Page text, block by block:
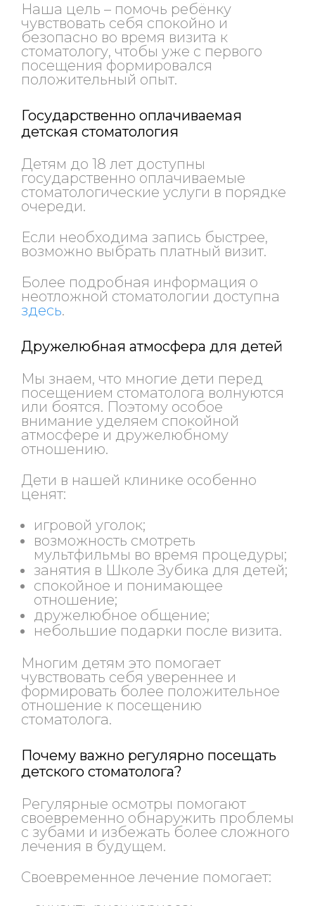
Наша цель – помочь ребёнку
чувствовать себя спокойно и
безопасно во время визита к
стоматологу, чтобы уже с первого
посещения формировался
положительный опыт.
Государственно оплачиваемая
детская стоматология
Детям до 18 лет доступны
государственно оплачиваемые
стоматологические услуги в порядке
очереди.
Если необходима запись быстрее,
возможно выбрать платный визит.
Более подробная информация о
неотложной стоматологии доступна
здесь.
Дружелюбная атмосфера для детей
Мы знаем, что многие дети перед
посещением стоматолога волнуются
или боятся. Поэтому особое
внимание уделяем спокойной
атмосфере и дружелюбному
отношению.
Дети в нашей клинике особенно
ценят:
игровой уголок;
возможность смотреть
мультфильмы во время процедуры;
занятия в Школе Зубика для детей;
спокойное и понимающее
отношение;
дружелюбное общение;
небольшие подарки после визита.
Многим детям это помогает
чувствовать себя увереннее и
формировать более положительное
отношение к посещению
стоматолога.
Почему важно регулярно посещать
детского стоматолога?
Регулярные осмотры помогают
своевременно обнаружить проблемы
с зубами и избежать более сложного
лечения в будущем.
Своевременное лечение помогает: